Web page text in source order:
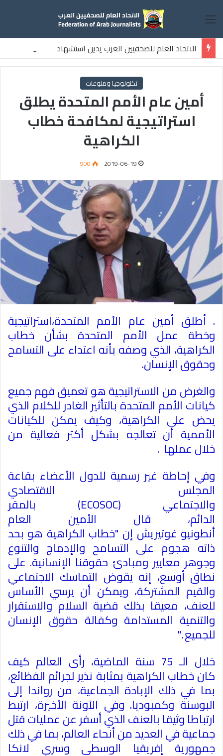
القائمة
الاتحاد العام للصحفيين العرب يدين استشهاد
ثلاثة صحفيين فلسطينيين باستهداف إسرائيلي وسط قطاع غزة
تكنولوجيا ومنوعات
أمين عام الأمم المتحدة يطلق
استراتيجية لمكافحة خطاب
الكراهية
2019-06-19
900
. أطلق أمين عام الأمم المتحدة،استراتيجية
وخطة عمل الأمم المتحدة بشأن خطاب
الكراهية، الذي وصفه بأنه اعتداء على التسامح
وحقوق الإنسان.
والغرض من الاستراتيجية هو تعميق فهم جميع
كيانات الأمم المتحدة بالتأثير الغادر للكلام الذي
يحض على الكراهية، وكيف يمكن للكيانات
الأممية أن تعالجه بشكل أكثر فعالية من
خلال عملها .
وفي إحاطة غير رسمية للدول الأعضاء بقاعة
المجلس الاقتصادي
والاجتماعي (ECOSOC) بالمقر
الدائم، قال الأمين العام
أنطونيو غوتيريش إن "خطاب الكراهية هو بحد
ذاته هجوم على التسامح والإدماج والتنوع
وجوهر معايير ومبادئ حقوقنا الإنسانية. على
نطاق أوسع، إنه يقوض التماسك الاجتماعي
والقيم المشتركة، ويمكن أن يرسي الأساس
للعنف، معيقا بذلك قضية السلام والاستقرار
والتنمية المستدامة وكفالة حقوق الإنسان
للجميع".
خلال الـ 75 سنة الماضية، رأى العالم كيف
كان خطاب الكراهية بمثابة نذير لجرائم الفظائع،
بما في ذلك الإبادة الجماعية، من رواندا إلى
البوسنة وكمبوديا. وفي الآونة الأخيرة، ارتبط
ارتباطا وثيقا بالعنف الذي أسفر عن عمليات قتل
جماعية في العديد من أنحاء العالم، بما في ذلك
جمهورية إفريقيا الوسطى وسري لانكا